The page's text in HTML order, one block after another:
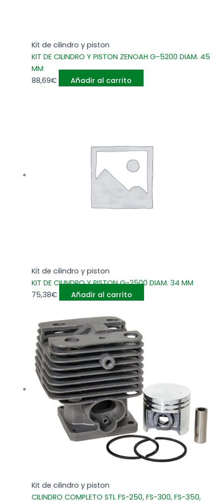
Kit de cilindro y piston
KIT DE CILINDRO Y PISTON ZENOAH G-5200 DIAM. 45
MM
88,69€ Añadir al carrito
Kit de cilindro y piston
KIT DE CILINDRO Y PISTON G-2500 DIAM. 34 MM
75,38€ Añadir al carrito
Kit de cilindro y piston
CILINDRO COMPLETO STL FS-250, FS-300, FS-350,